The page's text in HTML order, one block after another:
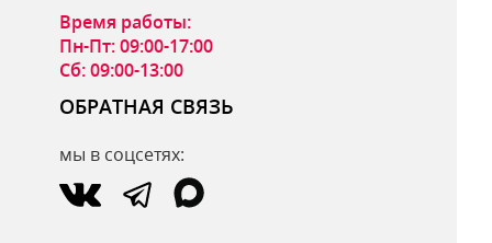
ОТПРАВИТЬ ОТЗЫВ
Время работы:
Пн-Пт: 09:00-17:00
Сб: 09:00-13:00
ОБРАТНАЯ СВЯЗЬ
мы в соцсетях: